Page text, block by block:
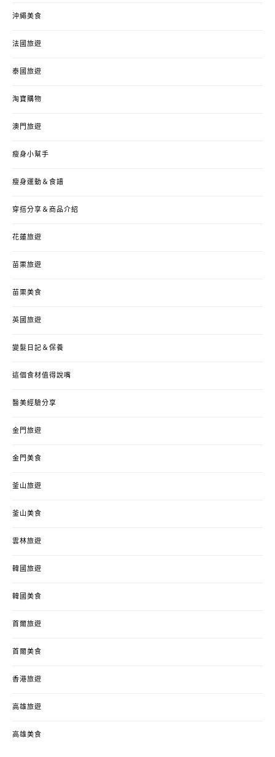
沖繩美食
法國旅遊
泰國旅遊
淘寶購物
澳門旅遊
瘦身小幫手
瘦身運動＆食譜
穿搭分享＆商品介紹
花蓮旅遊
苗栗旅遊
苗栗美食
英國旅遊
變髮日記＆保養
這個食材值得說嘴
醫美經驗分享
金門旅遊
金門美食
釜山旅遊
釜山美食
雲林旅遊
韓國旅遊
韓國美食
首爾旅遊
首爾美食
香港旅遊
高雄旅遊
高雄美食